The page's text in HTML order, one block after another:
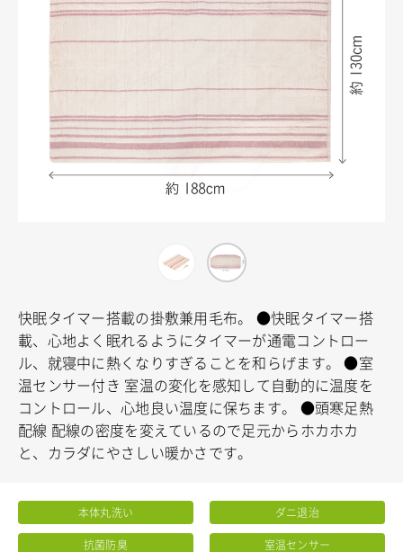
快眠タイマー搭載の掛敷兼用毛布。
●快眠タイマー搭
載、心地よく眠れるようにタイマーが通電コントロー
ル、就寝中に熱くなりすぎることを和らげます。
●室
温センサー付き 室温の変化を感知して自動的に温度を
コントロール、心地良い温度に保ちます。
●頭寒足熱
配線 配線の密度を変えているので足元からホカホカ
と、カラダにやさしい暖かさです。
本体丸洗い ダニ退治
抗菌防臭 室温センサー